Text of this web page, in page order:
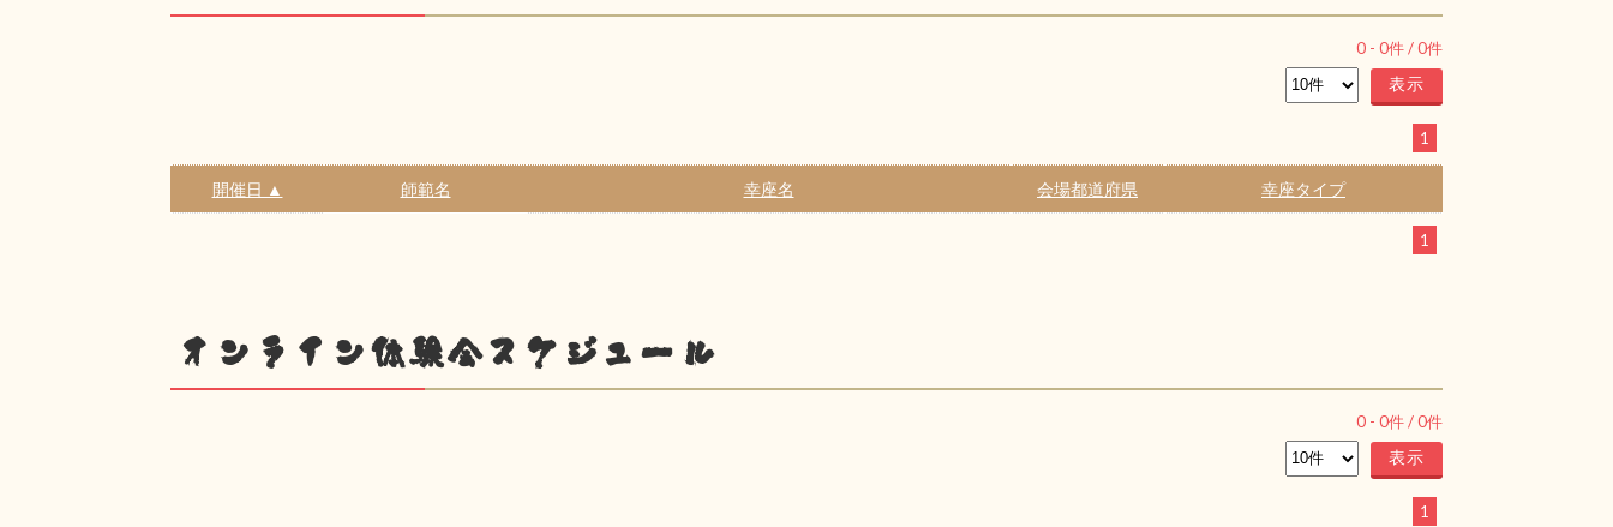
0 - 0件 /0件
1
開催日 ▲ 師範名 幸座名 会場都道府県 幸座タイプ
1
オンライン体験会スケジュール
0 - 0件 /0件
1